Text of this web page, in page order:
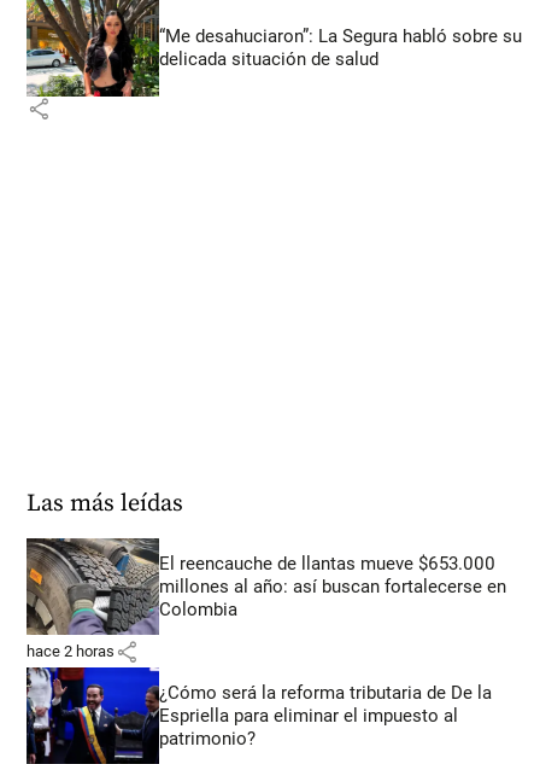
“Me desahuciaron”: La Segura habló sobre su
delicada situación de salud
share
Las más leídas
El reencauche de llantas mueve $653.000
millones al año: así buscan fortalecerse en
Colombia
hace 2 horas share
¿Cómo será la reforma tributaria de De la
Espriella para eliminar el impuesto al
patrimonio?